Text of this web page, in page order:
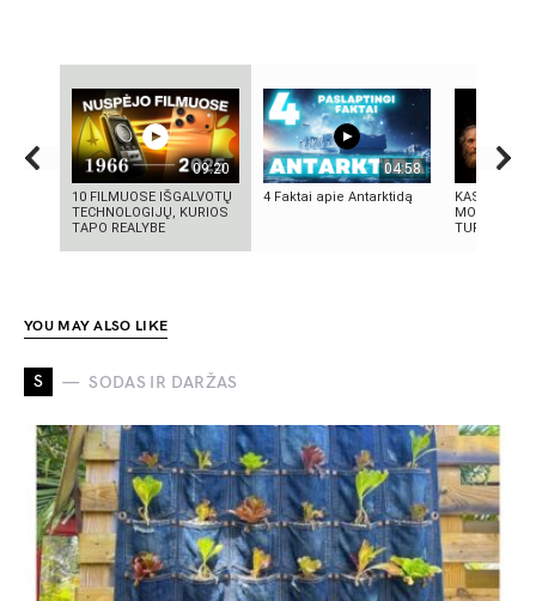
09:20
10 FILMUOSE IŠGALVOTŲ
TECHNOLOGIJŲ, KURIOS
TAPO REALYBE
04:58
4 Faktai apie Antarktidą
KAS
TURIME
YOU MAY ALSO LIKE
S SODAS IR DARŽAS